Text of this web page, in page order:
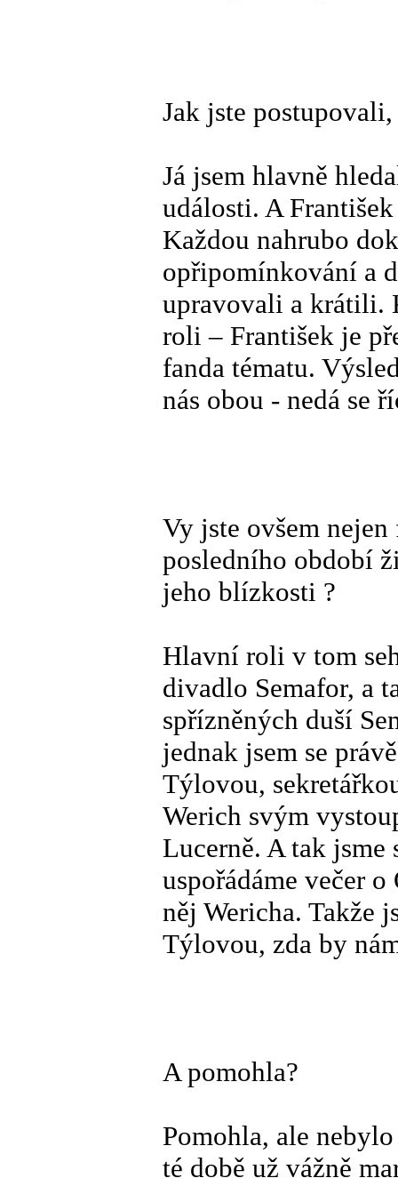
Jak jste
Já jsem hlavně
události. A
Každou nahrubo
opřipomínkování a
upravovali a krátili.
roli – František je
fanda tématu.
nás obou - nedá se
Vy jste ovšem
posledního období
jeho blízkosti ?
Hlavní roli v tom
divadlo Semafor, a
spřízněných duší
jednak jsem se
Týlovou,
Werich svým
Lucerně. A tak
uspořádáme večer
něj Wericha. Takže
Týlovou, zda by
A pomohla?
Pomohla, ale
té době už vážně